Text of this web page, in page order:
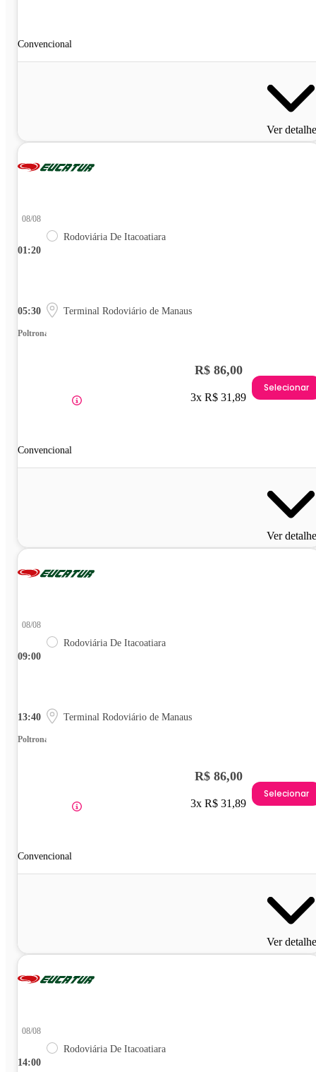
Convencional
Ver
01:20
08/08
Rodoviária De Itacoatiara
05:30 Terminal Rodoviário de Manaus
Poltrona
Convencional
R$ 86,00
3x R$ 31,89
Selecionar
Ver
09:00
08/08
Rodoviária De Itacoatiara
13:40 Terminal Rodoviário de Manaus
Poltrona
Convencional
R$ 86,00
3x R$ 31,89
Selecionar
Ver
14:00
08/08
Rodoviária De Itacoatiara